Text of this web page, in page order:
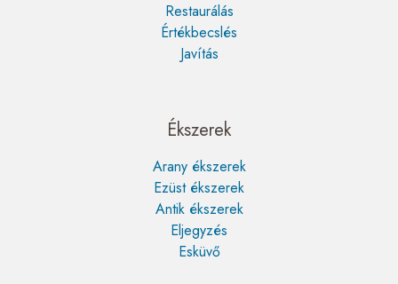
Restaurálás
Értékbecslés
Javítás
Ékszerek
Arany ékszerek
Ezüst ékszerek
Antik ékszerek
Eljegyzés
Esküvő